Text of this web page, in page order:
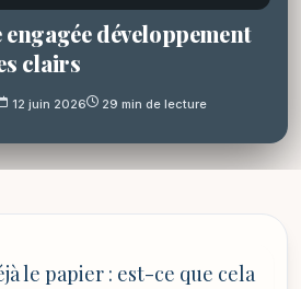
développement
clairs
12 juin 2026 29 min de lecture
le papier : est-ce que cela